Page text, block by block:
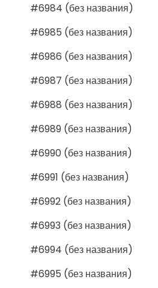
#6984 (без названия)
#6985 (без названия)
#6986 (без названия)
#6987 (без названия)
#6988 (без названия)
#6989 (без названия)
#6990 (без названия)
#6991 (без названия)
#6992 (без названия)
#6993 (без названия)
#6994 (без названия)
#6995 (без названия)